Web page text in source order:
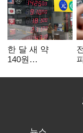
한 달 새 약
140원
엔저'에 원화